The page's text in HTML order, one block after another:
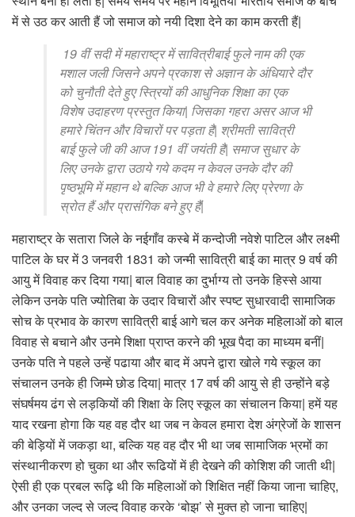
में से उठ कर आती हैं जो समाज को नयी दिशा देने का काम करती हैं|
19 वीं सदी में महाराष्ट्र में सावित्रीबाई फुले नाम की एक
मशाल जली जिसने अपने प्रकाश से अज्ञान के अंधियारे दौर
को चुनौती देते हुए स्त्रियों की आधुनिक शिक्षा का एक
विशेष उदाहरण प्रस्तुत किया| जिसका गहरा असर आज भी
हमारे चिंतन और विचारों पर पड़ता है| श्रीमती सावित्री
बाई फुले जी की आज 191 वीं जयंती है| समाज सुधार के
लिए उनके द्वारा उठाये गये कदम न केवल उनके दौर की
पृष्ठभूमि में महान थे बल्कि आज भी वे हमारे लिए प्रेरणा के
स्रोत हैं और प्रासंगिक बने हुए हैं|
महाराष्ट्र के सतारा जिले के नईगाँव कस्बे में कन्दोजी नवेशे पाटिल और लक्ष्मी
पाटिल के घर में 3 जनवरी 1831 को जन्मी सावित्री बाई का मात्र 9 वर्ष की
आयु में विवाह कर दिया गया| बाल विवाह का दुर्भाग्य तो उनके हिस्से आया
लेकिन उनके पति ज्योतिबा के उदार विचारों और स्पष्ट सुधारवादी सामाजिक
सोच के प्रभाव के कारण सावित्री बाई आगे चल कर अनेक महिलाओं को बाल
विवाह से बचाने और उनमे शिक्षा प्राप्त करने की भूख पैदा का माध्यम बनीं|
उनके पति ने पहले उन्हें पढाया और बाद में अपने द्वारा खोले गये स्कूल का
संचालन उनके ही जिम्मे छोड दिया| मात्र 17 वर्ष की आयु से ही उन्होंने बड़े
संघर्षमय ढंग से लड़कियों की शिक्षा के लिए स्कूल का संचालन किया| हमें यह
याद रखना होगा कि यह वह दौर था जब न केवल हमारा देश अंग्रेजों के शासन
की बेड़ियों में जकड़ा था, बल्कि यह वह दौर भी था जब सामाजिक भ्रमों का
संस्थानीकरण हो चुका था और रूढियों में ही देखने की कोशिश की जाती थी|
ऐसी ही एक प्रबल रूढ़ि थी कि महिलाओं को शिक्षित नहीं किया जाना चाहिए,
और उनका जल्द से जल्द विवाह करके ‘बोझ’ से मुक्त हो जाना चाहिए|